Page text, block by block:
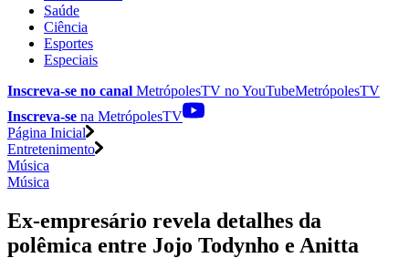
Saúde
Ciência
Esportes
Especiais
Inscreva-se no canal MetrópolesTV noYouTubeMetrópolesTV
Inscreva-se na MetrópolesTV
Página Inicial
Entretenimento
Música
Música
Ex-empresário revela detalhes da
polêmica entre Jojo Todynho e Anitta